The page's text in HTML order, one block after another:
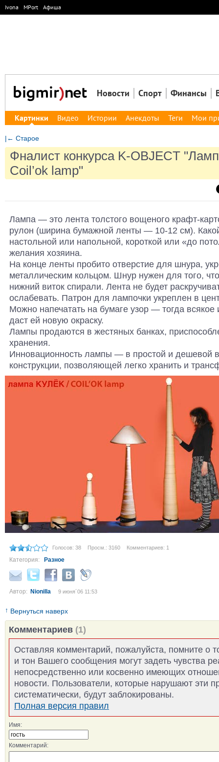
Ivona MPort Афиша
Новости Спорт Финансы
Картинки Видео Истории Анекдоты Теги Мои
|← Старое
Фналист конкурса K-OBJECT
Coil’ok lamp"
Лампа — это лента толстого вощеного крафт-
рулон (ширина бумажной ленты — 10-12 см).
настольной или напольной, короткой или «до
желания хозяина.
На конце ленты пробито отверстие для шнура,
металлическим кольцом. Шнур нужен для того,
нижний виток спирали. Лента не будет
ослабевать. Патрон для лампочки укреплен в
Можно напечатать на бумаге узор — тогда
даст ей новую окраску.
Лампы продаются в жестяных банках,
хранения.
Инновационность лампы — в простой и дешевой в
конструкции, позволяющей легко хранить и
Голосов: 38 Просм.: 3160 Комментариев: 1
Категория: Разное
Автор: Nionilla 9 июня´06 11:53
↑ Вернуться наверх
Комментариев (1)
Оставляя комментарий, пожалуйста, помните о
и тон Вашего сообщения могут задеть чувства
непосредственно или косвенно имеющих
новости. Пользователи, которые нарушают эти
систематически, будут заблокированы.
Полная версия правил
Имя:
Комментарий: